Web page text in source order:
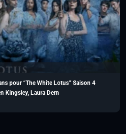
pour “The White Lotus” Saison 4
Kingsley, Laura Dern